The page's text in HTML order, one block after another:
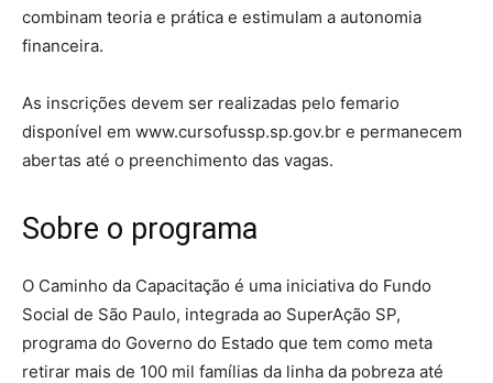
combinam teoria e prática e estimulam a autonomia
financeira.
As inscrições devem ser realizadas pelo femario
disponível em www.cursofussp.sp.gov.br e permanecem
abertas até o preenchimento das vagas.
Sobre o programa
O Caminho da Capacitação é uma iniciativa do Fundo
Social de São Paulo, integrada ao SuperAção SP,
programa do Governo do Estado que tem como meta
retirar mais de 100 mil famílias da linha da pobreza até